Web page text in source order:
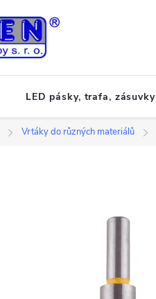
LED pásky, trafa, zásuvky
Vrtáky do různých materiálů